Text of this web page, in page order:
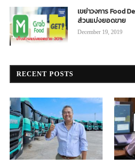
เขย่าวงการ Food
ส่วนแบ่งยอดขาย
December 19, 2019
RECENT POSTS